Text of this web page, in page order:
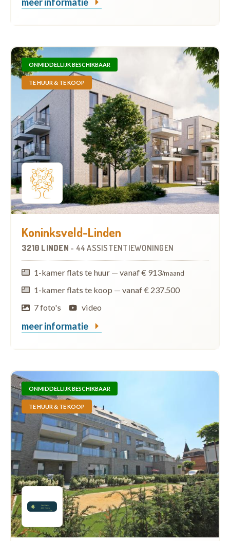
ONMIDDELLIJK BESCHIKBAAR
TE HUUR & TE KOOP
Koninksveld-Linden
3210 LINDEN - 44 ASSISTENTIEWONINGEN
1-kamer flats te huur — vanaf € 913/maand
1-kamer flats te koop — vanaf € 237.500
7 foto's
video
meer informatie
ONMIDDELLIJK BESCHIKBAAR
TE HUUR & TE KOOP